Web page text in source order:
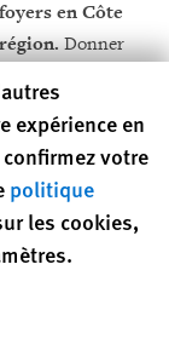
en Côte
Donner
pour leur
se trouvent
la force
paix
expérience en
votre
politique
les cookies,